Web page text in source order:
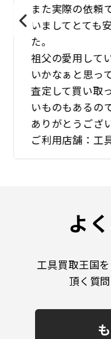
また実際の依頼
いましてとても
た。
祖父の愛用して
いかなぁと思っ
査定して買い取
いものもあるの
ありがとうござ
ご利用店舗：工
よ
工具買取王国
頂く質